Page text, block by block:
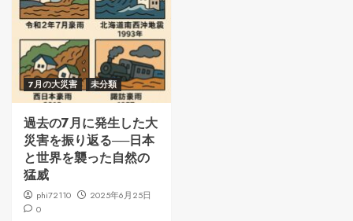
7月の大災害 未分類
過去の7月に発生した大
災害を振り返る──日本
と世界を襲った自然の
猛威
phi72110
2025年6月25日
0